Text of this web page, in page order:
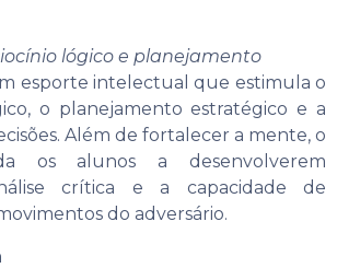
lógico e planejamento
esporte intelectual que estimula o
o planejamento estratégico e a
Além de fortalecer a mente, o
os alunos a desenvolverem
crítica e a capacidade de
do adversário.